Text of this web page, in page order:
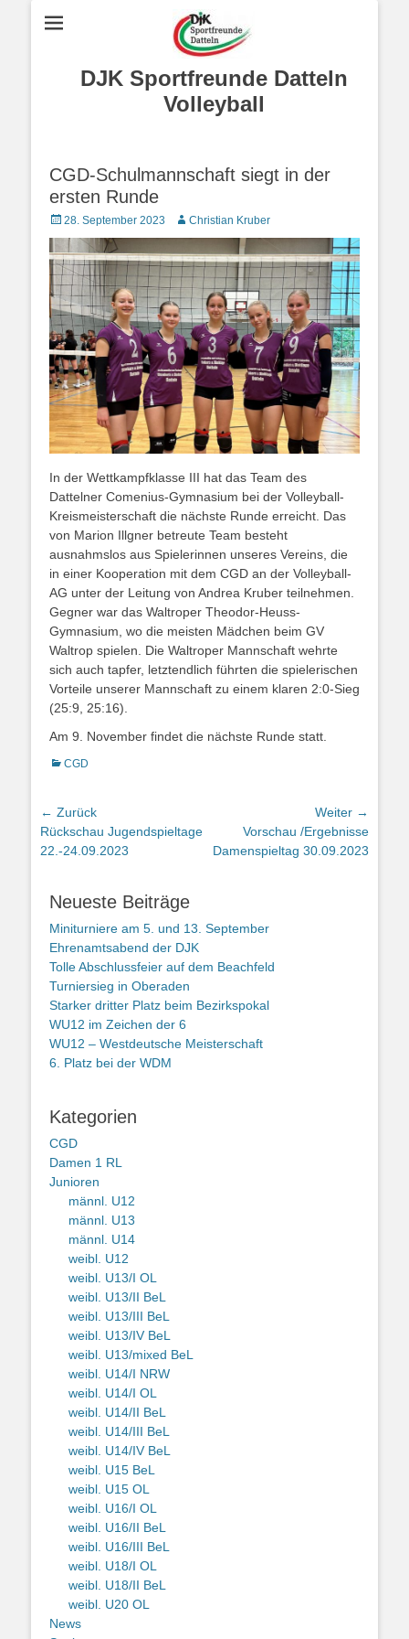
DJK Sportfreunde Datteln
Volleyball
CGD-Schulmannschaft siegt in der
ersten Runde
Posted
on
28. September 2023 AutorChristian Kruber
In der Wettkampfklasse III hat das Team des
Dattelner Comenius-Gymnasium bei der Volleyball-
Kreismeisterschaft die nächste Runde erreicht. Das
von Marion Illgner betreute Team besteht
ausnahmslos aus Spielerinnen unseres Vereins, die
in einer Kooperation mit dem CGD an der Volleyball-
AG unter der Leitung von Andrea Kruber teilnehmen.
Gegner war das Waltroper Theodor-Heuss-
Gymnasium, wo die meisten Mädchen beim GV
Waltrop spielen. Die Waltroper Mannschaft wehrte
sich auch tapfer, letztendlich führten die spielerischen
Vorteile unserer Mannschaft zu einem klaren 2:0-Sieg
(25:9, 25:16).
Am 9. November findet die nächste Runde statt.
Kategorien
CGD
Beitragsnavigation
← Zurück
Vorheriger
Beitrag:
Rückschau Jugendspieltage
22.-24.09.2023
Weiter →
Nächster
Beitrag:
Vorschau /Ergebnisse
Damenspieltag 30.09.2023
Neueste Beiträge
Miniturniere am 5. und 13. September
Ehrenamtsabend der DJK
Tolle Abschlussfeier auf dem Beachfeld
Turniersieg in Oberaden
Starker dritter Platz beim Bezirkspokal
WU12 im Zeichen der 6
WU12 – Westdeutsche Meisterschaft
6. Platz bei der WDM
Kategorien
CGD
Damen 1 RL
Junioren
männl. U12
männl. U13
männl. U14
weibl. U12
weibl. U13/I OL
weibl. U13/II BeL
weibl. U13/III BeL
weibl. U13/IV BeL
weibl. U13/mixed BeL
weibl. U14/I NRW
weibl. U14/I OL
weibl. U14/II BeL
weibl. U14/III BeL
weibl. U14/IV BeL
weibl. U15 BeL
weibl. U15 OL
weibl. U16/I OL
weibl. U16/II BeL
weibl. U16/III BeL
weibl. U18/I OL
weibl. U18/II BeL
weibl. U20 OL
News